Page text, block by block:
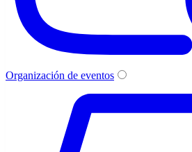
Organización de eventos